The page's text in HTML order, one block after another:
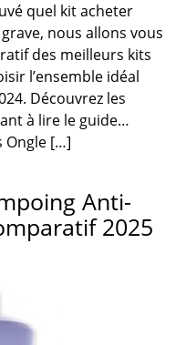
quel kit acheter
grave, nous allons vous
des meilleurs kits
l’ensemble idéal
Découvrez les
à lire le guide…
Ongle […]
Anti-
2025